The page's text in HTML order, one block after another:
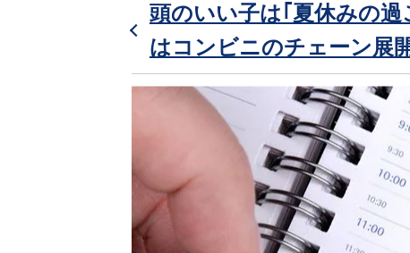
頭のいい子は｢夏休みの
はコンビニのチェーン展